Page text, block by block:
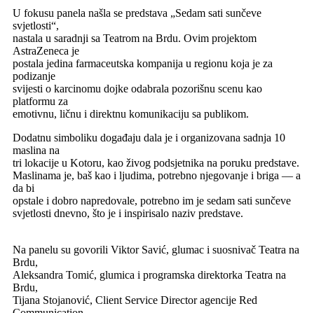
U fokusu panela našla se predstava „Sedam sati sunčeve
svjetlosti“,
nastala u saradnji sa Teatrom na Brdu. Ovim projektom
AstraZeneca je
postala jedina farmaceutska kompanija u regionu koja je za
podizanje
svijesti o karcinomu dojke odabrala pozorišnu scenu kao
platformu za
emotivnu, ličnu i direktnu komunikaciju sa publikom.
Dodatnu simboliku događaju dala je i organizovana sadnja 10
maslina na
tri lokacije u Kotoru, kao živog podsjetnika na poruku predstave.
Maslinama je, baš kao i ljudima, potrebno njegovanje i briga — a
da bi
opstale i dobro napredovale, potrebno im je sedam sati sunčeve
svjetlosti dnevno, što je i inspirisalo naziv predstave.
Na panelu su govorili Viktor Savić, glumac i suosnivač Teatra na
Brdu,
Aleksandra Tomić, glumica i programska direktorka Teatra na
Brdu,
Tijana Stojanović, Client Service Director agencije Red